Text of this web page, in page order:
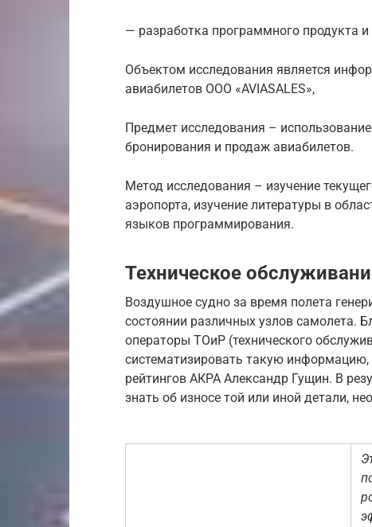
— разработка программного продукта и
Объектом исследования является
авиабилетов ООО «AVIASALES»,
Предмет исследования –
бронирования и продаж авиабилетов.
Метод исследования – изучение
аэропорта, изучение литературы в
языков программирования.
Техническое
Воздушное судно за время полета
состоянии различных узлов самолета.
операторы ТОиР (технического
систематизировать такую
рейтингов АКРА Александр Гущин. В
знать об износе той или иной детали,